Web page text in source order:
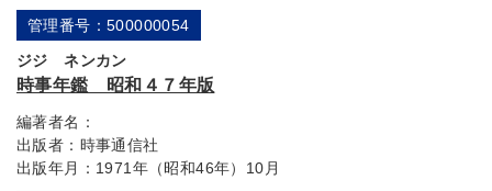
管理番号：500000054
ジジ ネンカン
時事年鑑 昭和４７年版
編著者名：
出版者： 時事通信社
出版年月： 1971年（昭和46年）10月